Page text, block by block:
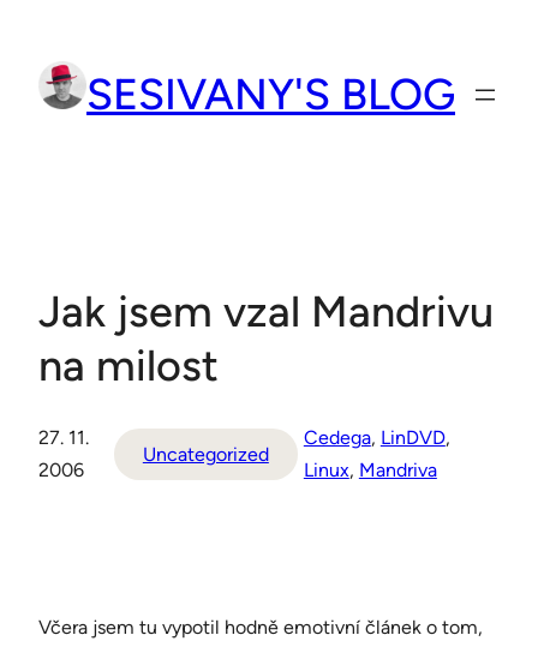
obsah
SESIVANY'S BLOG
Jak jsem vzal Mandrivu
na milost
27. 11.
2006
Uncategorized
Cedega, LinDVD,
Linux, Mandriva
Včera jsem tu vypotil hodně emotivní článek o tom,